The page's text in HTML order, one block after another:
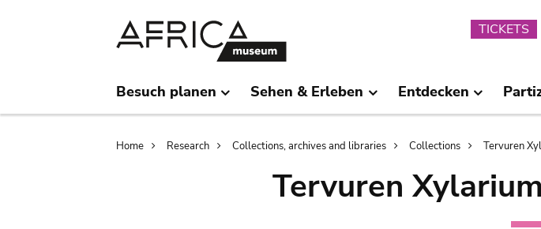
TICKETS
Besuch planen Sehen & Erleben Entdecken
Breadcrumb
Home Research Collections, archives and libraries Collections Tervuren
Tervuren